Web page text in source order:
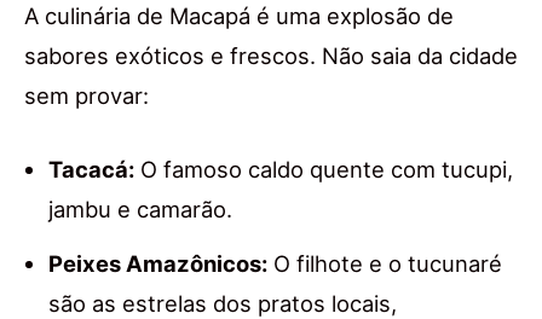
A culinária de Macapá é uma explosão de
sabores exóticos e frescos. Não saia da cidade
sem provar:
Tacacá: O famoso caldo quente com tucupi,
jambu e camarão.
Peixes Amazônicos: O filhote e o tucunaré
são as estrelas dos pratos locais,